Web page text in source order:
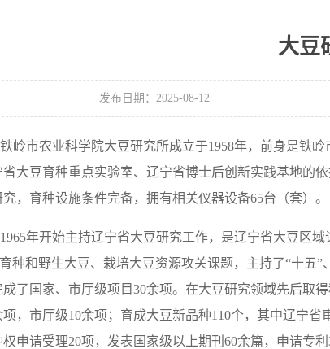
大豆
发布日期：2025-08-12
市农业科学院大豆研究所成立于1958年，前身是铁岭
省大豆育种重点实验室、辽宁省博士后创新实践基地的
究，育种设施条件完备，拥有相关仪器设备65台（套）。
年开始主持辽宁省大豆研究工作，是辽宁省大豆区域
种和野生大豆、栽培大豆资源攻关课题，主持了“十五
成了国家、市厅级项目30余项。在大豆研究领域先后取
项，市厅级10余项；育成大豆新品种110个，其中辽宁省
权申请受理20项，发表国家级以上期刊60余篇，申请专